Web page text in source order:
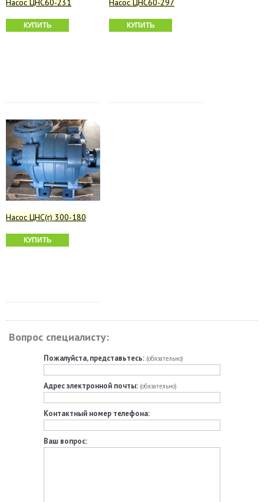
Насос ЦНС60-231
КУПИТЬ
Насос ЦНС60-297
КУПИТЬ
Насос ЦНС(г) 300-180
КУПИТЬ
Вопрос специалисту:
Пожалуйста, представьтесь: (обязательно)
Адрес электронной почты: (обязательно)
Контактный номер телефона:
Ваш вопрос: